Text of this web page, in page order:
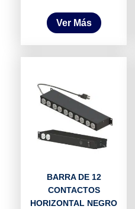
Ver Más
BARRA DE 12
CONTACTOS
HORIZONTAL NEGRO